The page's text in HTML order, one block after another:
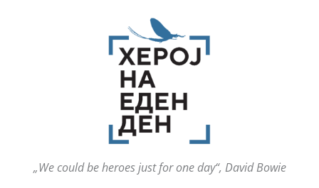
„We could be heroes just for one day“, David Bowie